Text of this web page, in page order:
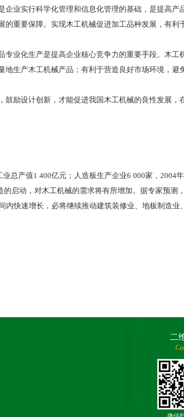
业实行科学化管理和信息化管理的基础，是提高产
重要保障。实现木工机械促进加工品种发展，有利
业化生产是提高企业核心竞争力的重要手段。木工
生产木工机械产品；有利于营造良好市场环境，避
励设计创新，才能促进我国木工机械的良性发展，
产值1 400亿元；人造板生产企业6 000家，2004
启动，对木工机械的需求将有所增加。据专家预测
内快速增长，必将继续推动建筑装修业、地板制造业
二